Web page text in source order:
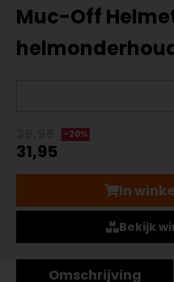
Muc-Off
-20%
31,95
In
Bekijk
Omschrijving